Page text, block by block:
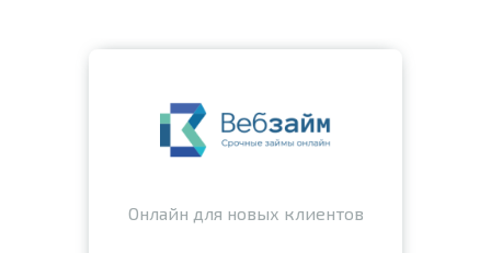
Онлайн для новых клиентов